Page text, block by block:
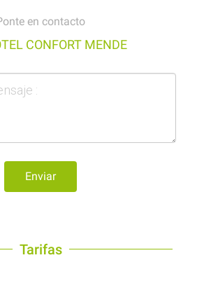
en contacto
CONFORT MENDE
Enviar
Tarifas